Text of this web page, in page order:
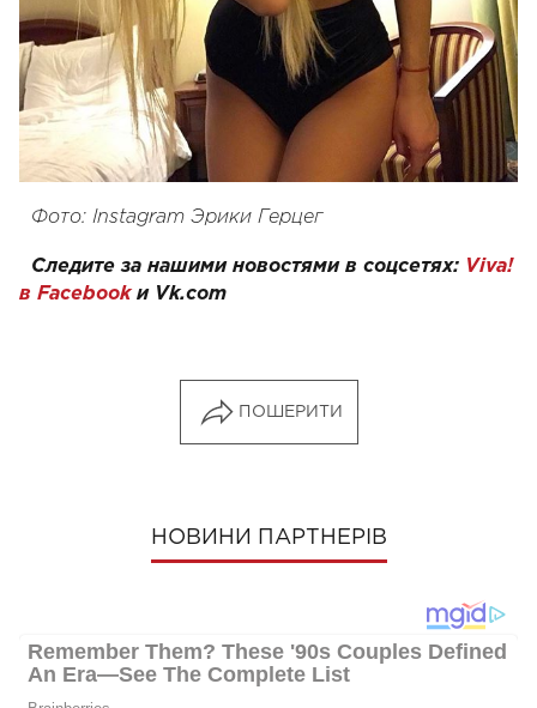
Фото: Instagram Эрики Герцег
Следите за нашими новостями в соцсетях: Viva!
в Facebookи Vk.com
ПОШЕРИТИ
НОВИНИ ПАРТНЕРІВ